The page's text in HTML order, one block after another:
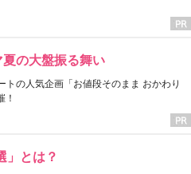
の大盤振る舞い
の人気企画「お値段そのまま おかわり
！
」とは？